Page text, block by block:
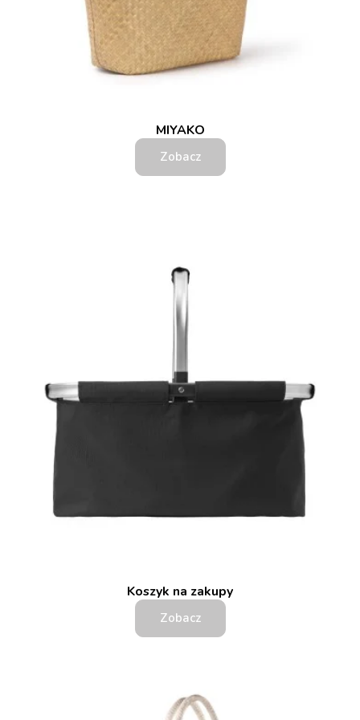
MIYAKO
Zobacz
Koszyk na zakupy
Zobacz